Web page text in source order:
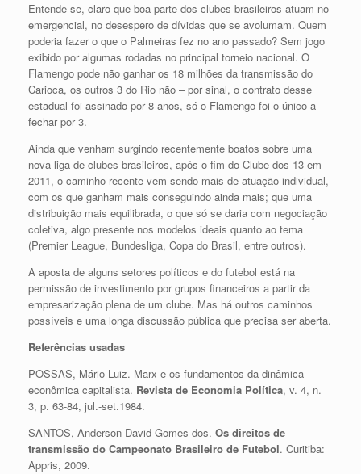
Entende-se, claro que boa parte dos clubes brasileiros atuam no
emergencial, no desespero de dívidas que se avolumam. Quem
poderia fazer o que o Palmeiras fez no ano passado? Sem jogo
exibido por algumas rodadas no principal torneio nacional. O
Flamengo pode não ganhar os 18 milhões da transmissão do
Carioca, os outros 3 do Rio não – por sinal, o contrato desse
estadual foi assinado por 8 anos, só o Flamengo foi o único a
fechar por 3.
Ainda que venham surgindo recentemente boatos sobre uma
nova liga de clubes brasileiros, após o fim do Clube dos 13 em
2011, o caminho recente vem sendo mais de atuação individual,
com os que ganham mais conseguindo ainda mais; que uma
distribuição mais equilibrada, o que só se daria com negociação
coletiva, algo presente nos modelos ideais quanto ao tema
(Premier League, Bundesliga, Copa do Brasil, entre outros).
A aposta de alguns setores políticos e do futebol está na
permissão de investimento por grupos financeiros a partir da
empresarização plena de um clube. Mas há outros caminhos
possíveis e uma longa discussão pública que precisa ser aberta.
Referências usadas
POSSAS, Mário Luiz. Marx e os fundamentos da dinâmica
econômica capitalista. Revista de Economia Política, v. 4, n.
3, p. 63-84, jul.-set.1984.
SANTOS, Anderson David Gomes dos. Os direitos de
transmissão do Campeonato Brasileiro de Futebol. Curitiba:
Appris, 2009.